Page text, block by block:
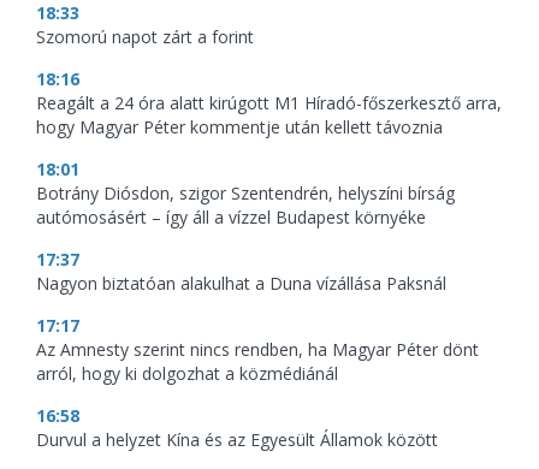
18:33
Szomorú napot zárt a forint
18:16
Reagált a 24 óra alatt kirúgott M1 Híradó-főszerkesztő arra,
hogy Magyar Péter kommentje után kellett távoznia
18:01
Botrány Diósdon, szigor Szentendrén, helyszíni bírság
autómosásért – így áll a vízzel Budapest környéke
17:37
Nagyon biztatóan alakulhat a Duna vízállása Paksnál
17:17
Az Amnesty szerint nincs rendben, ha Magyar Péter dönt
arról, hogy ki dolgozhat a közmédiánál
16:58
Durvul a helyzet Kína és az Egyesült Államok között